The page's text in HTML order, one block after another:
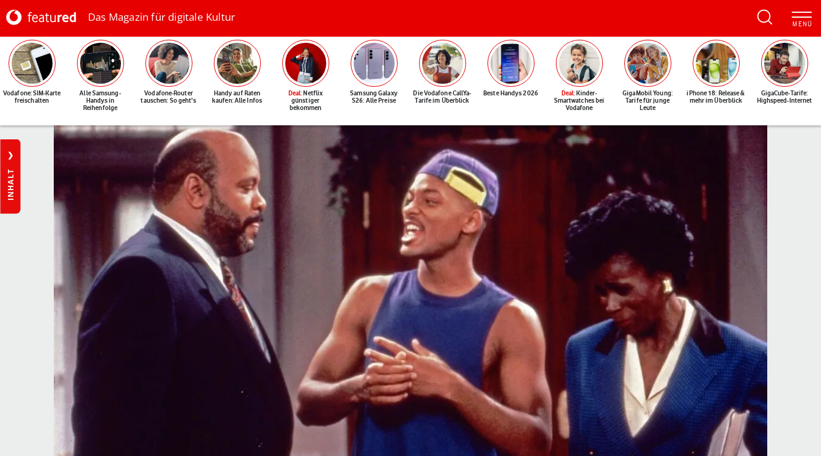
Das Magazin für digitale Kultur
Vodafone: SIM-Karte
freischalten
Alle Samsung-
Handys in
Reihenfolge
Vodafone-Router
tauschen: So geht's
Handy auf Raten
kaufen: Alle Infos
Deal: Netflix
günstiger
bekommen
Samsung Galaxy
S26: Alle Preise
Die Vodafone CallYa-
Tarife im Überblick
Beste Handys 2026 Deal: Kinder-
Smartwatches bei
Vodafone
GigaMobil Young:
Tarife für junge
Leute
iPhone 18: Release &
mehr im Überblick
GigaCube-Tarife:
Highspeed-Internet
INHALT